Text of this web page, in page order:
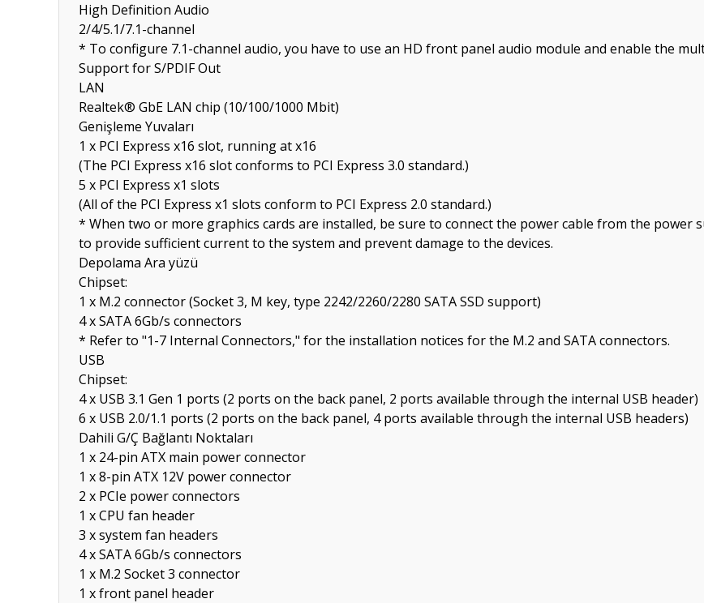
High Definition Audio
2/4/5.1/7.1-channel
* To configure 7.1-channel audio, you have to use an HD front panel audio module and enable the
Support for S/PDIF Out
LAN
Realtek® GbE LAN chip (10/100/1000 Mbit)
Genişleme Yuvaları
1 x PCI Express x16 slot, running at x16
(The PCI Express x16 slot conforms to PCI Express 3.0 standard.)
5 x PCI Express x1 slots
(All of the PCI Express x1 slots conform to PCI Express 2.0 standard.)
* When two or more graphics cards are installed, be sure to connect the power cable from the power
to provide sufficient current to the system and prevent damage to the devices.
Depolama Ara yüzü
Chipset:
1 x M.2 connector (Socket 3, M key, type 2242/2260/2280 SATA SSD support)
4 x SATA 6Gb/s connectors
* Refer to "1-7 Internal Connectors," for the installation notices for the M.2 and SATA connectors.
USB
Chipset:
4 x USB 3.1 Gen 1 ports (2 ports on the back panel, 2 ports available through the internal USB header)
6 x USB 2.0/1.1 ports (2 ports on the back panel, 4 ports available through the internal USB headers)
Dahili G/Ç Bağlantı Noktaları
1 x 24-pin ATX main power connector
1 x 8-pin ATX 12V power connector
2 x PCIe power connectors
1 x CPU fan header
3 x system fan headers
4 x SATA 6Gb/s connectors
1 x M.2 Socket 3 connector
1 x front panel header